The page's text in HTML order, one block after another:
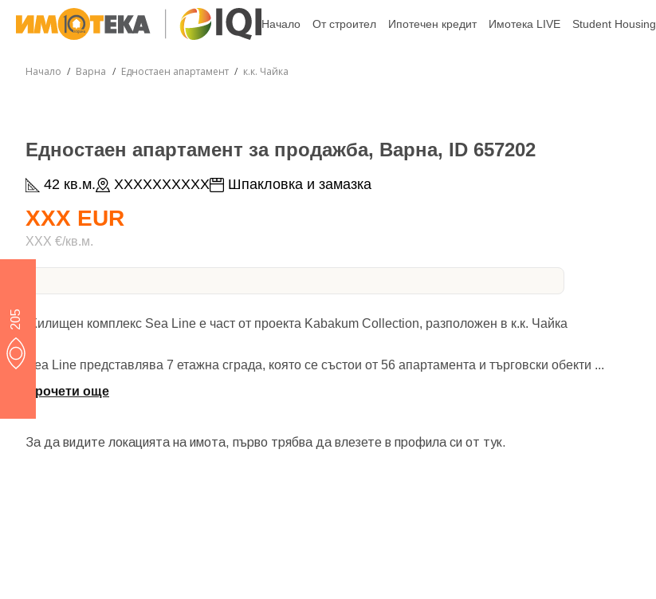
Начало От строител Ипотечен кредит Имотека LIVE Student Housing
Начало Варна Едностаен апартамент к.к. Чайка
205
Едностаен апартамент за продажба, Варна, ID 657202
42 кв.м. XXXXXXXXXX Шпакловка и замазка
XXX EUR
XXX €/кв.м.
Жилищен комплекс Sea Line е част от проекта Kabakum Collection, разположен в к.к. Чайка
Sea Line представлява 7 етажна сграда, която се състои от 56 апартамента и търговски обекти ...
Прочети още
За да видите локацията на имота, първо трябва да влезете в профила си от тук.